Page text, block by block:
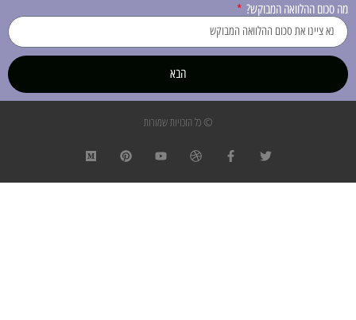
מה סכום ההלוואה המבוקש?
הבא
© כל הזכויות שמורות